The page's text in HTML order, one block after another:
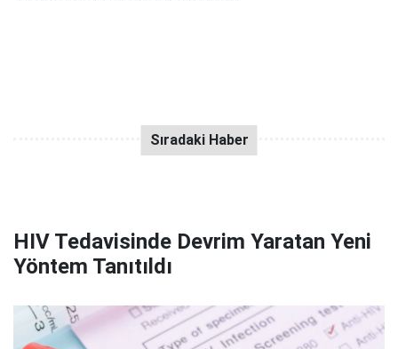
HIV Tedavisinde Devrim Yaratan Yeni
Yöntem Tanıtıldı